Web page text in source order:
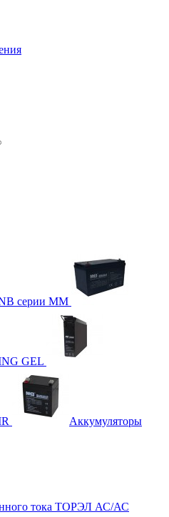
серии MM
GEL
Аккумуляторы
тока ТОРЭЛ АС/АС